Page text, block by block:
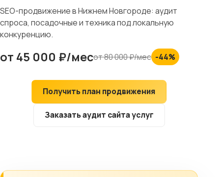
Глоссарий
История
Клиентам
Контакты
ГОРОД
SEO-продвижение в Нижнем Новгороде: аудит
спроса, посадочные и техника под локальную
конкуренцию.
от 45 000 ₽/месот 80 000 ₽/мес -44%
Получить план продвижения
Заказать аудит сайта услуг